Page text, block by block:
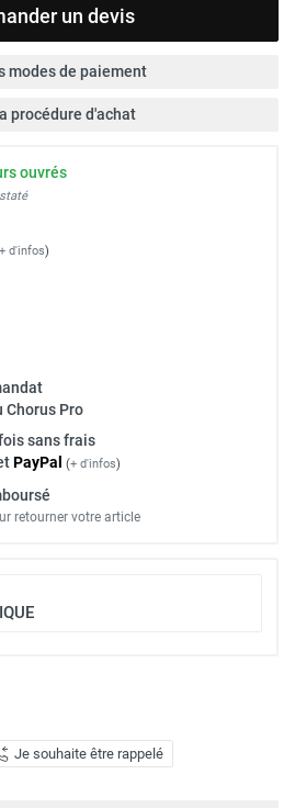
Je souhaite être rappelé
un devis
modes de paiement
procédure d'achat
ouvrés
+ d'infos)
Pro
sans frais
PayPal (+ d'infos)
retourner votre article